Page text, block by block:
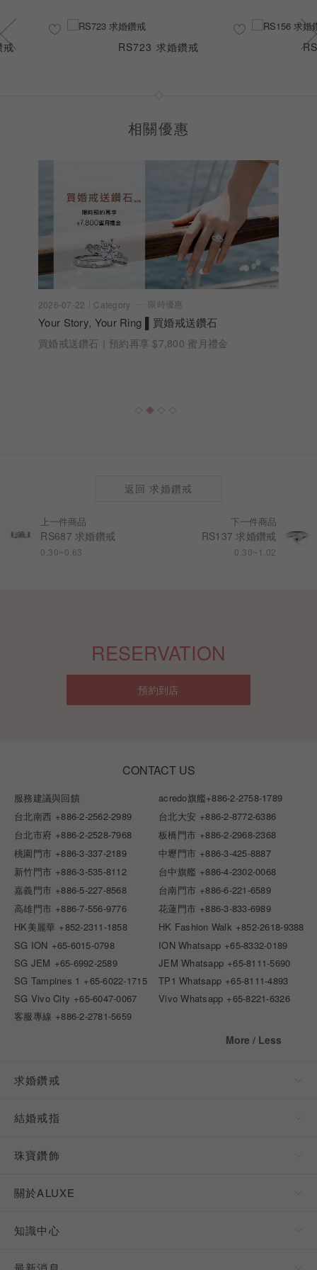
戒 RS723 求婚鑽戒
相關優惠
2026-07-22 Category 限時優惠
Your Story, Your Ring ▌買婚戒送鑽石
買婚戒送鑽石｜預約再享 $7,800 蜜月禮金
上一件商品
RS687 求婚鑽戒
0.30~0.63
下一件商品
RS137 求婚鑽戒
0.30~1.02
返回 求婚鑽戒
RESERVATION
預約到店
CONTACT US
服務建議與回饋 acredo旗艦+886-2-2758-1789
台北南西 +886-2-2562-2989 台北大安 +886-2-8772-6386
台北市府 +886-2-2528-7968 板橋門市 +886-2-2968-2368
桃園門市 +886-3-337-2189 中壢門市 +886-3-425-8887
新竹門市 +886-3-535-8112 台中旗艦 +886-4-2302-0068
嘉義門市 +886-5-227-8568 台南門市 +886-6-221-6589
高雄門市 +886-7-556-9776 花蓮門市 +886-3-833-6989
HK美麗華 +852-2311-1858 HK Fashion Walk +852-2618-9388
SG ION +65-6015-0798 ION Whatsapp +65-8332-0189
SG JEM +65-6992-2589 JEM Whatsapp +65-8111-5690
SG Tampines 1 +65-6022-1715 TP1 Whatsapp +65-8111-4893
SG Vivo City +65-6047-0067 Vivo Whatsapp +65-8221-6326
客服專線 +886-2-2781-5659
More / Less
求婚鑽戒
結婚戒指
珠寶鑽飾
關於ALUXE
知識中心